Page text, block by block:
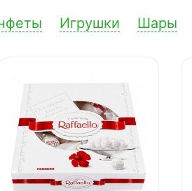
Игрушки Шары